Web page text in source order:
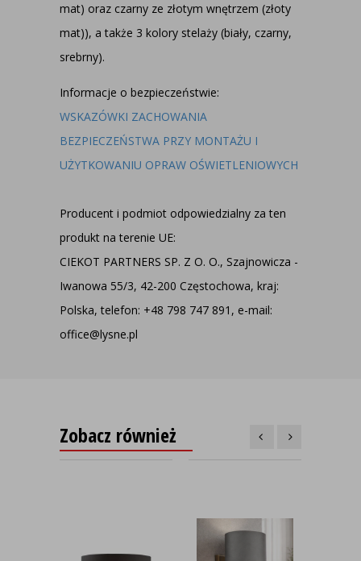
mat) oraz czarny ze złotym wnętrzem (złoty
mat)), a także 3 kolory stelaży (biały, czarny,
srebrny).
Informacje o bezpieczeństwie:
WSKAZÓWKI ZACHOWANIA
BEZPIECZEŃSTWA PRZY MONTAŻU I
UŻYTKOWANIU OPRAW OŚWIETLENIOWYCH
Producent i podmiot odpowiedzialny za ten
produkt na terenie UE:
CIEKOT PARTNERS SP. Z O. O., Szajnowicza -
Iwanowa 55/3, 42-200 Częstochowa, kraj:
Polska, telefon: +48 798 747 891, e-mail:
office@lysne.pl
Zobacz również